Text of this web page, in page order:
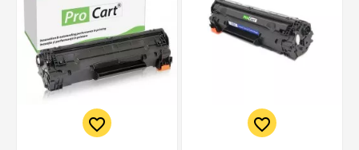
favorite_border favorite_border